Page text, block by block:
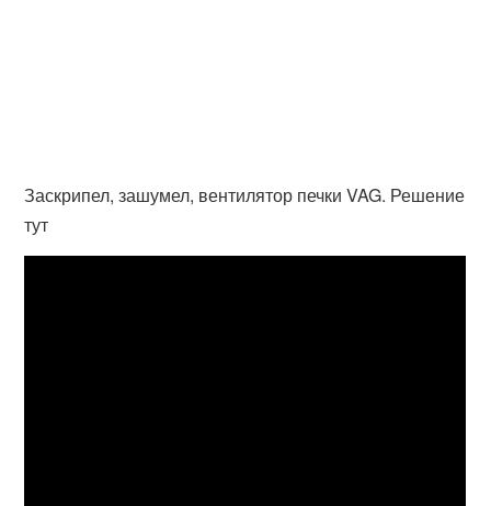
Заскрипел, зашумел, вентилятор печки VAG. Решение
тут